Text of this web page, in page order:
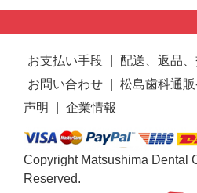
お支払い手段 配送、返品
お問い合わせ
松島歯科通
声明
企業情報
Copyright Matsushima Dental
Reserved.